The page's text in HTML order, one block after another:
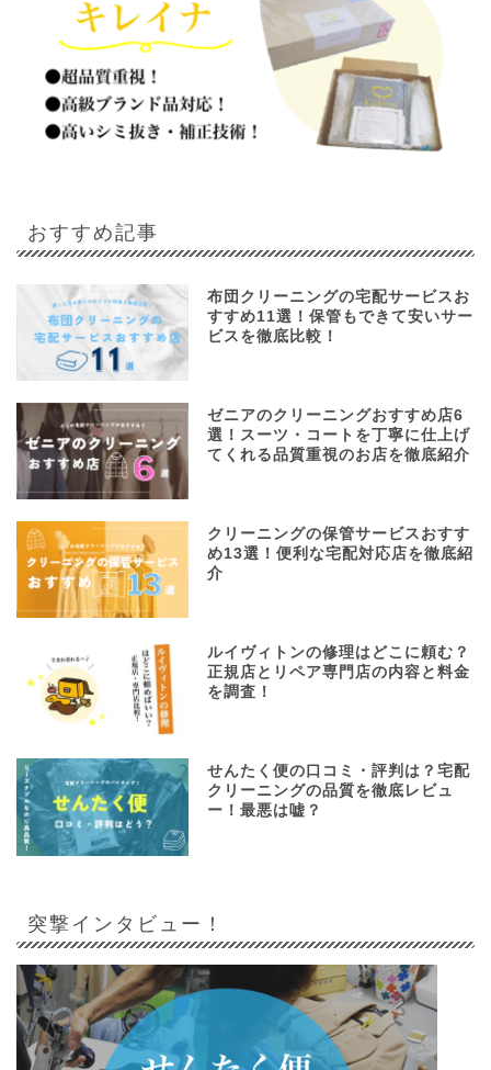
おすすめ記事
布団クリーニングの宅配サービスお
すすめ11選！保管もできて安いサー
ビスを徹底比較！
ゼニアのクリーニングおすすめ店6
選！スーツ・コートを丁寧に仕上げ
てくれる品質重視のお店を徹底紹介
クリーニングの保管サービスおすす
め13選！便利な宅配対応店を徹底紹
介
ルイヴィトンの修理はどこに頼む？
正規店とリペア専門店の内容と料金
を調査！
せんたく便の口コミ・評判は？宅配
クリーニングの品質を徹底レビュ
ー！最悪は嘘？
突撃インタビュー！